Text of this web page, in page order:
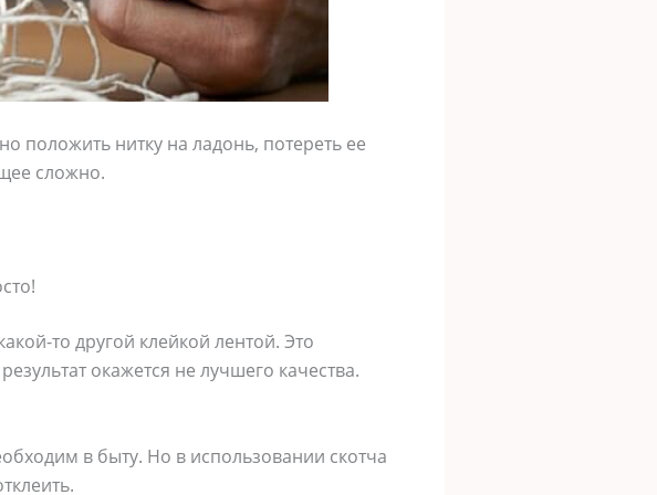
положить нитку на ладонь, потереть ее
сложно.
то другой клейкой лентой. Это
окажется не лучшего качества.
в быту. Но в использовании скотча